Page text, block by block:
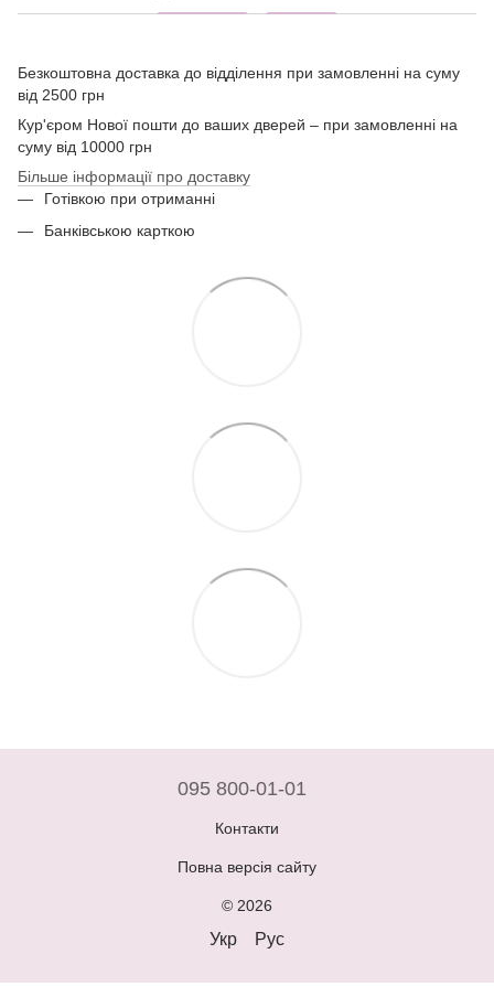
Безкоштовна доставка до відділення при замовленні на суму
від 2500 грн
Кур'єром Нової пошти до ваших дверей – при замовленні на
суму від 10000 грн
Більше інформації про доставку
Готівкою при отриманні
Банківською карткою
095 800-01-01
Контакти
Повна версія сайту
© 2026
Укр Рус